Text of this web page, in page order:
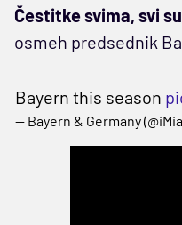
Čestitke svima, svi
osmeh predsednik
Bayern this season
— Bayern & Germany